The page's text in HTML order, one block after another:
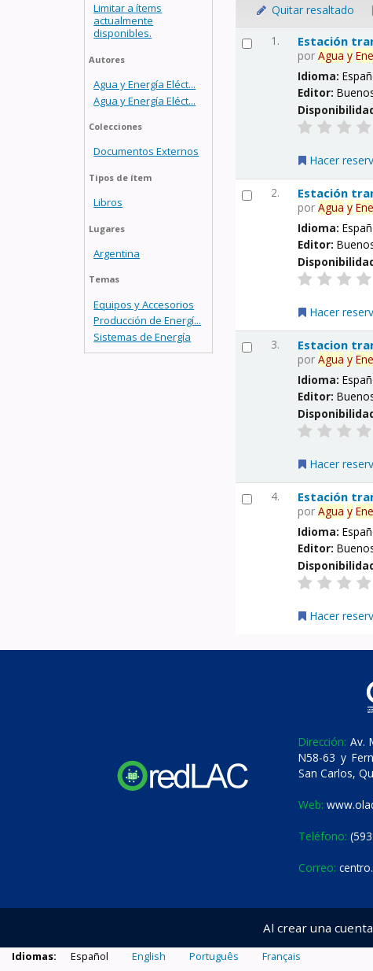
Limitar a ítems
actualmente
disponibles.
Autores
Agua y Energía Eléct...
Agua y Energía Eléct...
Colecciones
Documentos Externos
Tipos de ítem
Libros
Lugares
Argentina
Temas
Equipos y Accesorios
Producción de Energí...
Sistemas de Energía
Quitar resaltado |
1. Estación
porAgua y
Idioma:
Editor:
Hacer
2. Estación
porAgua y
Idioma:
Editor:
Hacer
3. Estacion
porAgua y
Idioma:
Editor:
Hacer
4. Estación
porAgua y
Idioma:
Editor:
Hacer
Dirección: Av.
N58-63 y
San Carlos,
Web:
Teléfono:
Correo:
Al crear una
Idiomas: Español English Português Français